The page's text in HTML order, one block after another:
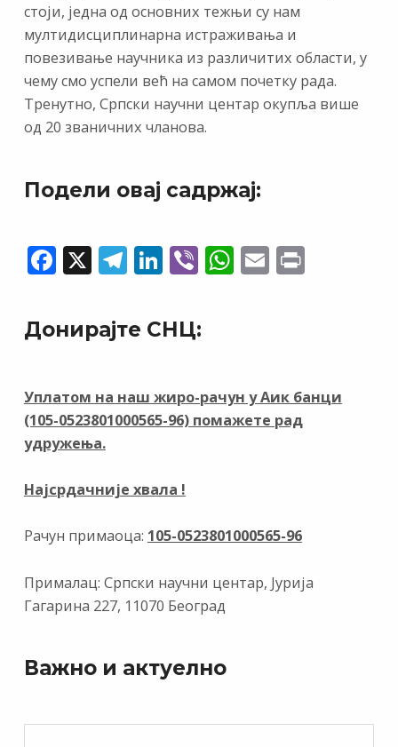
стоји, једна од основних тежњи су нам
мултидисциплинарна истраживања и
повезивање научника из различитих области, у
чему смо успели већ на самом почетку рада.
Тренутно, Српски научни центар окупља више
од 20 званичних чланова.
Подели овај садржај:
F
e
b
o
k
X T
e
gr
m
Li
k
e
n
Vi
er
W
p
p
E Pr
Донирајте СНЦ:
Уплатом на наш жиро-рачун у Аик банци
(105-0523801000565-96) помажете рад
удружења.
Најсрдачније хвала !
Рачун примаоца: 105-0523801000565-96
Прималац: Српски научни центар, Јурија
Гагарина 227, 11070 Београд
Важно и актуелно